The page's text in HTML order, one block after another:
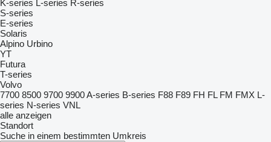
K-series L-series R-series
S-series
E-series
Solaris
Alpino Urbino
YT
Futura
T-series
Volvo
7700 8500 9700 9900A-series B-series F88 F89 FH FL FM FMX L-
series N-series VNL
alle anzeigen
Standort
Suche in einem bestimmten Umkreis